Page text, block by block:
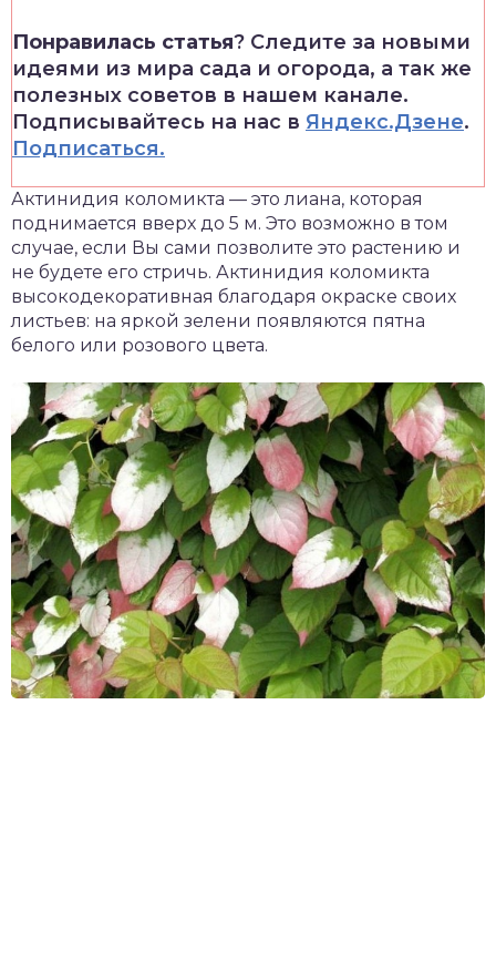
Понравилась статья? Следите за новыми
идеями из мира сада и огорода, а так же
полезных советов в нашем канале.
Подписывайтесь на нас в Яндекс.Дзене.
Подписаться.
Актинидия коломикта — это лиана, которая
поднимается вверх до 5 м. Это возможно в том
случае, если Вы сами позволите это растению и
не будете его стричь. Актинидия коломикта
высокодекоративная благодаря окраске своих
листьев: на яркой зелени появляются пятна
белого или розового цвета.